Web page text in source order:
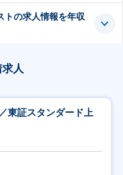
トの求人情報を年収
人
東証スタンダード上